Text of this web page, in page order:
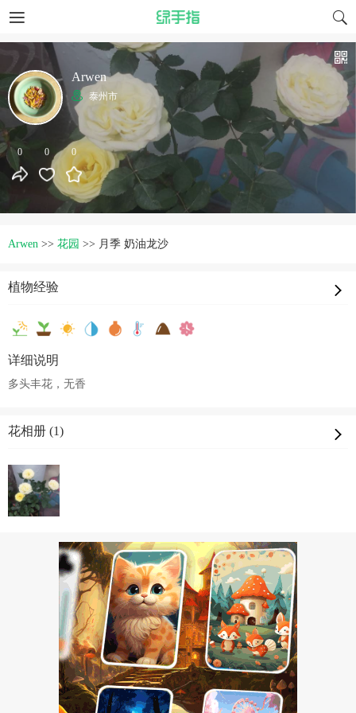
0 0 0
Arwen
泰州市
Arwen >> 花园 >> 月季 奶油龙沙
植物经验
详细说明
多头丰花，无香
花相册 (1)